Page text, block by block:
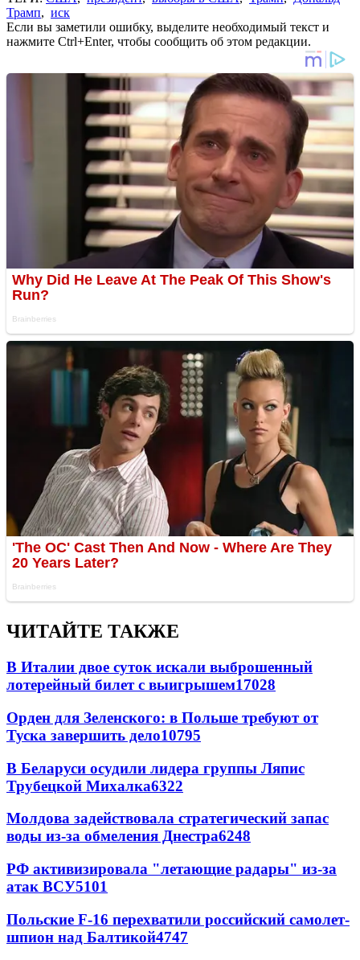
Трамп, иск
Если вы заметили ошибку, выделите необходимый текст и
нажмите Ctrl+Enter, чтобы сообщить об этом редакции.
ЧИТАЙТЕ ТАКЖЕ
В Италии двое суток искали выброшенный
лотерейный билет с выигрышем17028
Орден для Зеленского: в Польше требуют от
Туска завершить дело10795
В Беларуси осудили лидера группы Ляпис
Трубецкой Михалка6322
Молдова задействовала стратегический запас
воды из-за обмеления Днестра6248
РФ активизировала "летающие радары" из-за
атак ВСУ5101
Польские F-16 перехватили российский самолет-
шпион над Балтикой4747